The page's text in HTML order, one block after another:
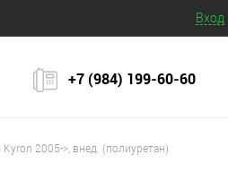
Вход
+7 (984) 199‒60‒60
2005->, внед. (полиуретан)